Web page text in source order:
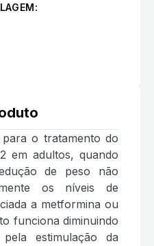
para o tratamento do
em adultos, quando
de peso não
os níveis de
a metformina ou
funciona diminuindo
estimulação da